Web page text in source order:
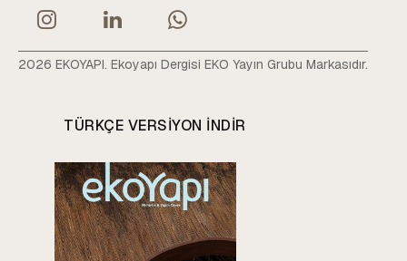
2026 EKOYAPI. Ekoyapı Dergisi EKO Yayın Grubu Markasıdır.
TÜRKÇE VERSIYON INDIR